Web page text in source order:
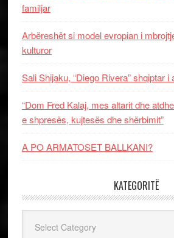
familjar
Arbëreshët si model evropian i
kulturor
Sali Shijaku, “Diego Rivera” shqiptar
“Dom Fred Kalaj, mes altarit dhe
e shpresës, kujtesës dhe shërbimit”
A PO ARMATOSET BALLKANI?
KATEGORITË